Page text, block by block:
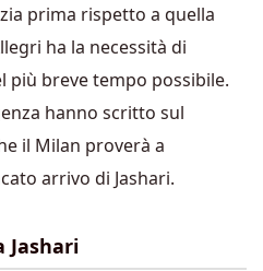
prima rispetto a quella
ha la necessità di
più breve tempo possibile.
hanno scritto sul
il Milan proverà a
arrivo di Jashari.
Jashari